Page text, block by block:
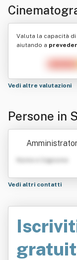
Valuta la capacità
aiutando a
Vedi altre valutazioni
Persone in
Nome e Cognome
Vedi altri contatti